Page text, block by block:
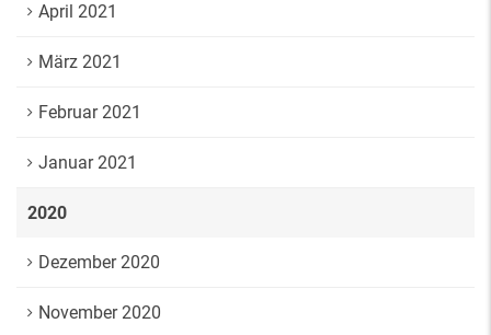
April 2021
März 2021
Februar 2021
Januar 2021
2020
Dezember 2020
November 2020